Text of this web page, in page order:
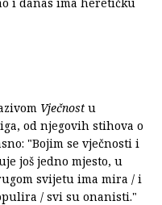
Vječnost u
od njegovih stihova o
"Bojim se vječnosti i
još jedno mjesto, u
svijetu ima mira / i
/ svi su onanisti."